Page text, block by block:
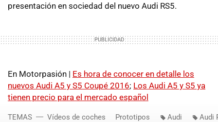
presentación en sociedad del nuevo Audi RS5.
En Motorpasión | Es hora de conocer en detalle los
nuevos Audi A5 y S5 Coupé 2016; Los Audi A5 y S5 ya
tienen precio para el mercado español
TEMAS Vídeos de coches Prototipos Audi Audi